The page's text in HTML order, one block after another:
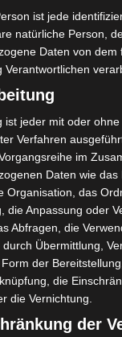
Klassik
Oper
Feuerwehr
erleben
der Jugend lädt
in
Zoo im Erlebnis-
mit
ist jede
natürliche Person,
Daten von dem
Verantwortlichen
ist jeder mit oder ohne
Verfahren
im
Daten wie das
Organisation, das
die Anpassung oder
Abfragen, die
Übermittlung,
der
die
die Vernichtung.
der